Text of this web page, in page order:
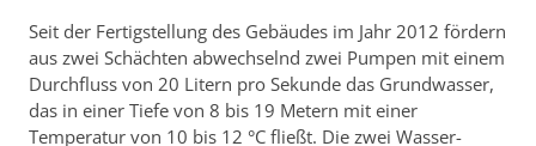
Seit der Fertigstellung des Gebäudes im Jahr 2012 fördern
aus zwei Schächten abwechselnd zwei Pumpen mit einem
Durchfluss von 20 Litern pro Sekunde das Grundwasser,
das in einer Tiefe von 8 bis 19 Metern mit einer
Temperatur von 10 bis 12 °C fließt. Die zwei Wasser-